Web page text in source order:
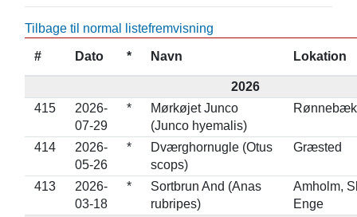
Tilbage til normal listefremvisning
# Dato * Navn Lokation
2026
415
2026-
07-29
*
Mørkøjet Junco
(Junco hyemalis)
Rønnebæk
414
2026-
05-26
*
Dværghornugle (Otus
scops)
Græsted
413
2026-
03-18
*
Sortbrun And (Anas
rubripes)
Amholm,
Enge